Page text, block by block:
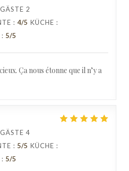
2
: 4/5 KÜCHE :
: 5/5
Ça nous étonne que il n’y a
4
: 5/5 KÜCHE :
: 5/5